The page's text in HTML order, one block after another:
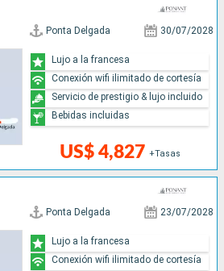
Ponta Delgada 30/07/2028
US$ 4,827 +Tasas
Lujo a la francesa
Conexión wifi ilimitado de cortesía
Servicio de prestigio & lujo incluido
Bebidas incluidas
Ponta Delgada 23/07/2028
Lujo a la francesa
Conexión wifi ilimitado de cortesía